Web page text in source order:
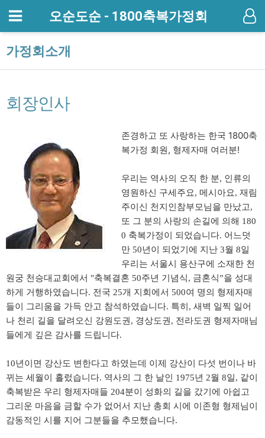
메뉴 오순도순 - 1800축복가정회
가정회소개
회장인사
존경하고 또 사랑하는 한국 1800축
복가정 회원, 형제자매 여러분!
우리는 역사의 오직 한 분, 인류의
영원하신 구세주요, 메시아요, 재림
주이신 천지인참부모님을 만났고,
또 그 분의 사랑의 손길에 의해 180
0 축복가정이 되었습니다. 어느덧
만 50년이 되었기에 지난 3월 8일
우리는 서울시 용산구에 소재한 천
원궁 천승대교회에서 "축복결혼 50주년 기념식, 금혼식”을 성대
하게 거행하였습니다. 전국 25개 지회에서 500여 명의 형제자매
들이 그리움을 가득 안고 참석하였습니다. 특히, 새벽 일찍 일어
나 천리 길을 달려오신 강원도권, 경상도권, 전라도권 형제자매님
들에게 깊은 감사를 드립니다.
10년이면 강산도 변한다고 하였는데 이제 강산이 다섯 번이나 바
뀌는 세월이 흘렀습니다. 역사의 그 한 날인 1975년 2월 8일, 같이
축복받은 우리 형제자매들 204분이 성화의 길을 갔기에 아쉽고
그리운 마음을 금할 수가 없어서 지난 총회 시에 이존형 형제님이
감동적인 시를 지어 그분들을 추모했습니다.